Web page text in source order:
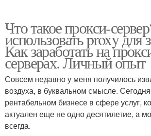
Что такое прокси-
использовать proxy для
Как заработать на
серверах. Личный опыт
Совсем недавно у меня получилось
воздуха, в буквальном смысле.
рентабельном бизнесе в сфере услуг,
актуален еще не одно десятилетие, а
всегда.